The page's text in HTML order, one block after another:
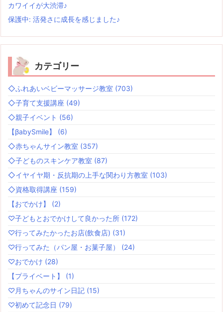
カワイイが大渋滞♪
保護中: 活発さに成長を感じました♪
カテゴリー
◇ふれあいベビーマッサージ教室 (703)
◇子育て支援講座 (49)
◇親子イベント (56)
【βabySmile】 (6)
◇赤ちゃんサイン教室 (357)
◇子どものスキンケア教室 (87)
◇イヤイヤ期・反抗期の上手な関わり方教室 (103)
◇資格取得講座 (159)
【おでかけ】 (2)
♡子どもとおでかけして良かった所 (172)
♡行ってみたかったお店(飲食店) (31)
♡行ってみた（パン屋・お菓子屋） (24)
♡おでかけ (28)
【プライベート】 (1)
♡月ちゃんのサイン日記 (15)
♡初めて記念日 (79)